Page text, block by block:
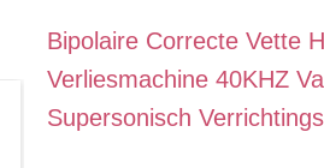
Bipolaire Correcte Vette
Verliesmachine 40KHZ
Supersonisch